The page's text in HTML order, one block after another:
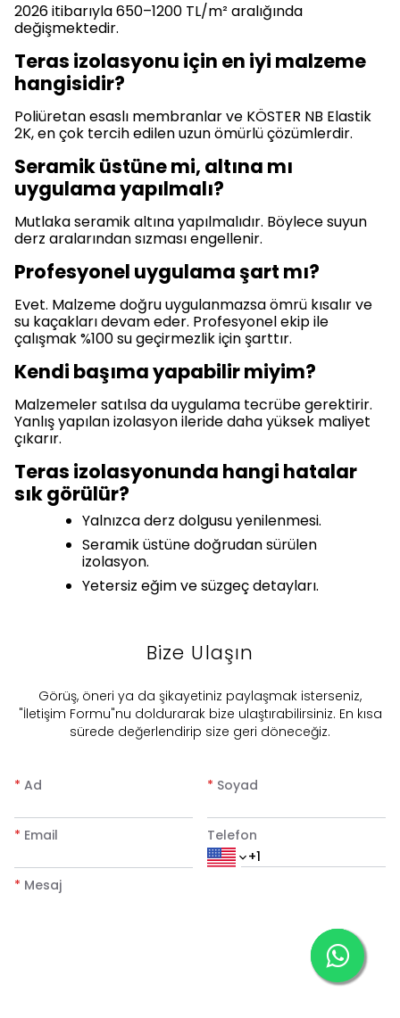
2026 itibarıyla 650–1200 TL/m² aralığında
değişmektedir.
Teras izolasyonu için en iyi malzeme
hangisidir?
Poliüretan esaslı membranlar ve KÖSTER NB Elastik
2K, en çok tercih edilen uzun ömürlü çözümlerdir.
Seramik üstüne mi, altına mı
uygulama yapılmalı?
Mutlaka seramik altına yapılmalıdır. Böylece suyun
derz aralarından sızması engellenir.
Profesyonel uygulama şart mı?
Evet. Malzeme doğru uygulanmazsa ömrü kısalır ve
su kaçakları devam eder. Profesyonel ekip ile
çalışmak %100 su geçirmezlik için şarttır.
Kendi başıma yapabilir miyim?
Malzemeler satılsa da uygulama tecrübe gerektirir.
Yanlış yapılan izolasyon ileride daha yüksek maliyet
çıkarır.
Teras izolasyonunda hangi hatalar
sık görülür?
Yalnızca derz dolgusu yenilenmesi.
Seramik üstüne doğrudan sürülen
izolasyon.
Yetersiz eğim ve süzgeç detayları.
Bize Ulaşın
​Görüş, öneri ya da şikayetiniz paylaşmak isterseniz,
"İletişim Formu"nu doldurarak bize ulaştırabilirsiniz. En kısa
sürede değerlendirip size geri döneceğiz.
* Ad * Soyad
* Email Telefon
* Mesaj